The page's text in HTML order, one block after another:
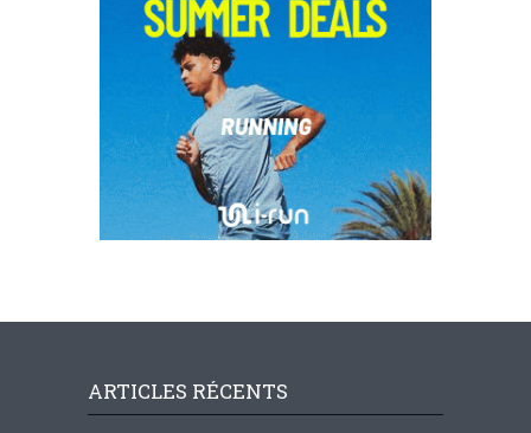
ARTICLES RÉCENTS